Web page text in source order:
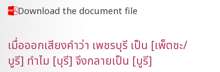
Download the document file
เมื่อออกเสียงคำว่า เพชรบุรี เป็น [เพ็ตชะ/
บูรี] ทำไม [บุรี] จึงกลายเป็น [บูรี]